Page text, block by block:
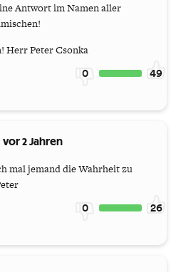
Antwort im Namen aller
Herr Peter Csonka
0 49
vor 2 Jahren
mal jemand die Wahrheit zu
0 26